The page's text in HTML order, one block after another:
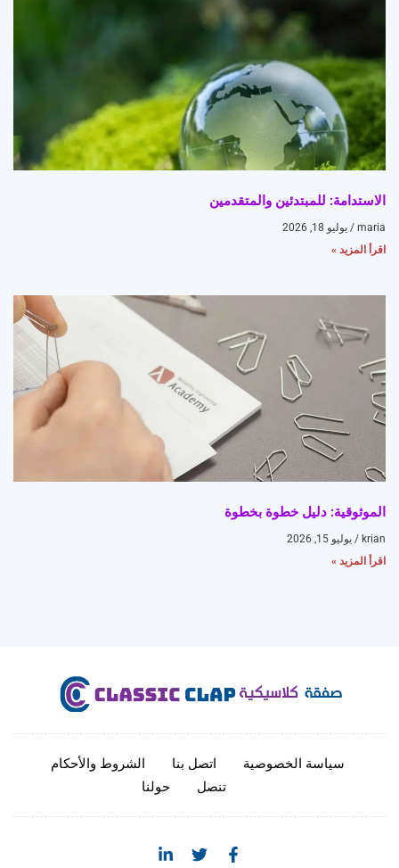
الاستدامة: للمبتدئين والمتقدمين
maria
يوليو 18, 2026
اقرأ المزيد »
الموثوقية: دليل خطوة بخطوة
krian
يوليو 15, 2026
اقرأ المزيد »
سياسة الخصوصية اتصل بنا
الشروط والأحكام
تنصل
حولنا